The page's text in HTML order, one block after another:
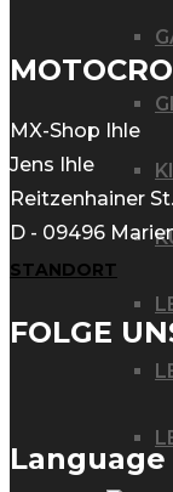
MX-Shop Ihle
Jens Ihle
Reitzenhainer
D - 09496
STANDORT
FOLGE
Language